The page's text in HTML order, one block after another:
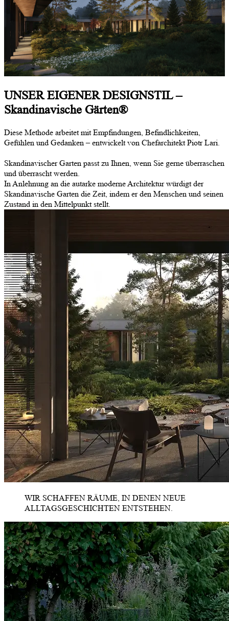
UNSER EIGENERDESIGNSTIL –
Skandinavische Gärten®
Diese Methode arbeitet mit Empfindungen, Befindlichkeiten,
Gefühlen und Gedanken – entwickelt von Chefarchitekt Piotr Lari.
Skandinavischer Garten passt zu Ihnen, wenn Sie gerne überraschen
und überrascht werden.
In Anlehnung an die autarke moderne Architektur würdigt der
Skandinavische Garten die Zeit, indem er den Menschen und seinen
Zustand in den Mittelpunkt stellt.
WIR SCHAFFEN RÄUME, IN DENEN NEUE
ALLTAGSGESCHICHTEN ENTSTEHEN.